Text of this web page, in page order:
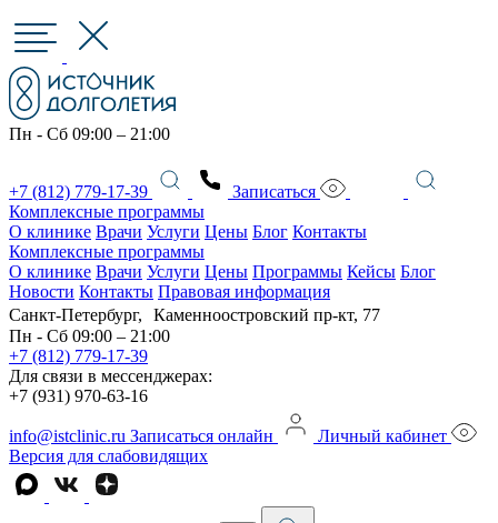
Пн - Сб 09:00 – 21:00
+7 (812) 779-17-39
Записаться
Комплексные программы
О клинике Врачи Услуги Цены Блог Контакты
Комплексные программы
О клинике Врачи Услуги Цены Программы Кейсы Блог
Новости Контакты Правовая информация
Санкт-Петербург, Каменноостровский пр-кт, 77
Пн - Сб 09:00 – 21:00
+7 (812) 779-17-39
Для связи в мессенджерах:
+7 (931) 970-63-16
info@istclinic.ru Записаться онлайн
Личный кабинет
Версия для слабовидящих